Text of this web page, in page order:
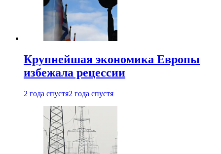
Крупнейшая экономика Европы
избежала рецессии
2 года спустя2 года спустя